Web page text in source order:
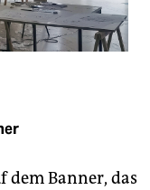
dem Banner, das